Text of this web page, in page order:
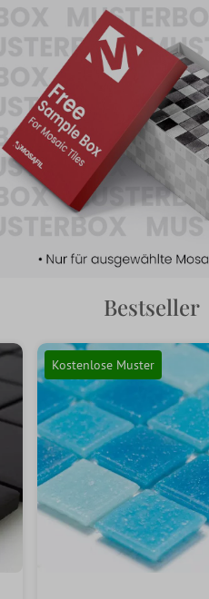
Bestseller
Kostenlose Muster